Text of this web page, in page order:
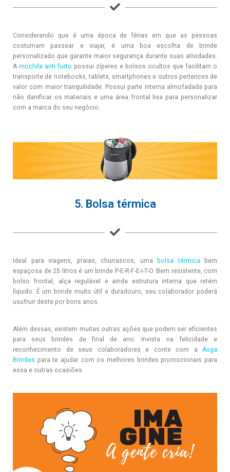
Considerando que é uma época de férias em que as pessoas
costumam passear e viajar, é uma boa escolha de brinde
personalizado que garante maior segurança durante suas atividades.
A mochila anti furto possui zíperes e bolsos ocultos que facilitam o
transporte de notebooks, tablets, smartphones e outros pertences de
valor com maior tranquilidade. Possui parte interna almofadada para
não danificar os materiais e uma área frontal lisa para personalizar
com a marca do seu negócio.
5. Bolsa térmica
Ideal para viagens, praias, churrascos, uma bolsa térmica bem
espaçosa de 25 litros é um brinde P-E-R-F-E-I-T-O. Bem resistente, com
bolso frontal, alça regulável e ainda estrutura interna que retém
líquido. É um brinde muito útil e duradouro, seu colaborador poderá
usufruir deste por bons anos.
Além dessas, existem muitas outras ações que podem ser eficientes
para seus brindes de final de ano. Invista na felicidade e
reconhecimento de seus colaboradores e conte com a Asga
Brindes para te ajudar com os melhores brindes promocionais para
essa e outras ocasiões.